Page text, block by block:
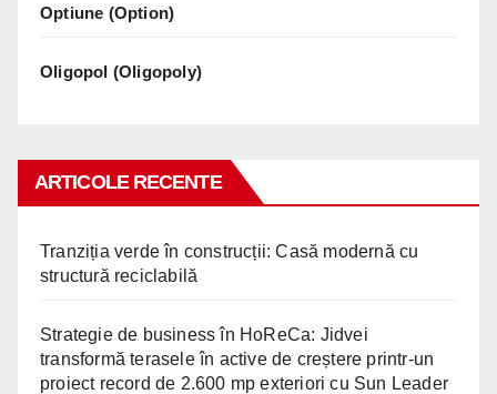
Optiune (Option)
Oligopol (Oligopoly)
ARTICOLE RECENTE
Tranziția verde în construcții: Casă modernă cu
structură reciclabilă
Strategie de business în HoReCa: Jidvei
transformă terasele în active de creștere printr-un
proiect record de 2.600 mp exteriori cu Sun Leader